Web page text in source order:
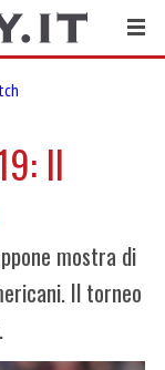
Il
mostra di
Il torneo